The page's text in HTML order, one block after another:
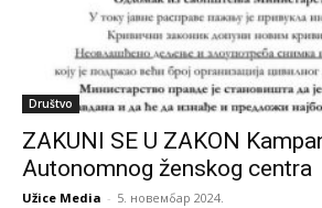
Društvo
ZAKUNI SE U ZAKON
Autonomnog ženskog centra
Užice Media - 5. новембар 2024.